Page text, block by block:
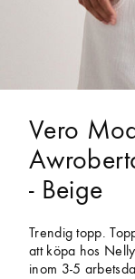
Vero
- Beige
Trendig topp.
att köpa hos
inom 3-5